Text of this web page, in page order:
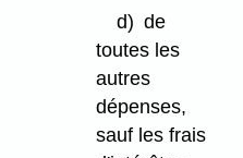
d) de
toutes les
autres
dépenses,
sauf les frais